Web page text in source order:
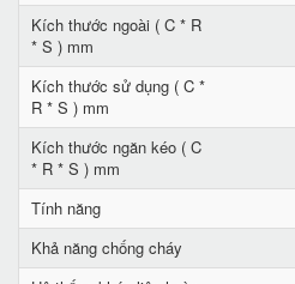
Kích thước ngoài ( C * R
* S ) mm
Kích thước sử dụng ( C *
R * S ) mm
Kích thước ngăn kéo ( C
* R * S ) mm
Tính năng
Khả năng chống cháy